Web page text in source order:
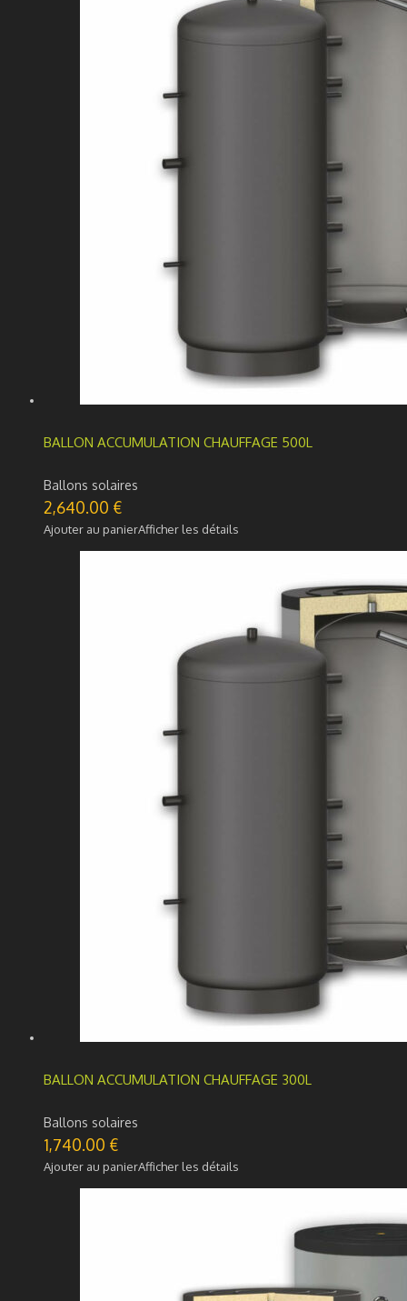
BALLON ACCUMULATION CHAUFFAGE 500L
Ballons solaires
2,640.00 €
Ajouter au panierAfficher les détails
BALLON ACCUMULATION CHAUFFAGE 300L
Ballons solaires
1,740.00 €
Ajouter au panierAfficher les détails